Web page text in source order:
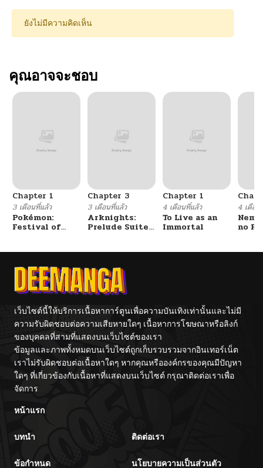
ยังไม่มีความคิดเห็น
คุณอาจจะชอบ
Chapter 1
3 เดือนที่แล้ว
Pokémon:
Festival of
Chapter 3
3 เดือนที่แล้ว
Arknights:
Prelude Suite:
Chapter 1
4 เดือนที่แล้ว
To Live as an
Immortal
4 เดือน
no
เว็บไซต์นี้ให้บริการเนื้อหาการ์ตูนเพื่อความบันเทิงเท่านั้นและไม่มี
ความรับผิดชอบต่อความเสียหายใดๆ เนื้อหาการโฆษณาหรือลิงก์
ของบุคคลที่สามที่แสดงบนเว็บไซต์ของเรา
ข้อมูลและภาพทั้งหมดบนเว็บไซต์ถูกเก็บรวบรวมจากอินเทอร์เน็ต
เราไม่รับผิดชอบต่อเนื้อหาใดๆ หากคุณหรือองค์กรของคุณมีปัญหา
ใดๆ ที่เกี่ยวข้องกับเนื้อหาที่แสดงบนเว็บไซต์ กรุณาติดต่อเราเพื่อ
จัดการ
หน้าแรก
บทนำ ติดต่อเรา
ข้อกำหนด นโยบายความเป็นส่วนตัว